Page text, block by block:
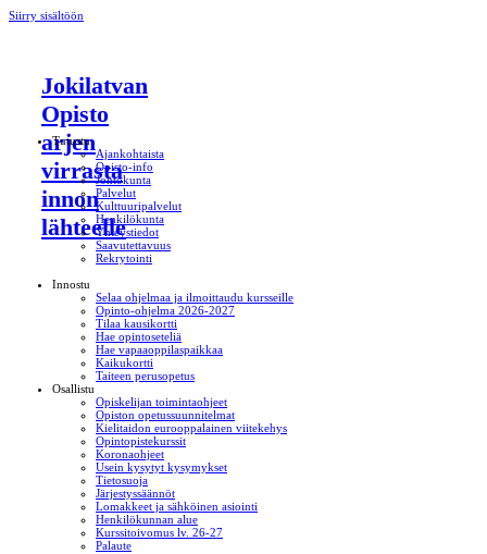
Siirry sisältöön
Jokilatvan
Opisto
arjen
virrasta
innon
lähteelle
Tutustu
Ajankohtaista
Opisto-info
Johtokunta
Palvelut
Kulttuuripalvelut
Henkilökunta
Yhteystiedot
Saavutettavuus
Rekrytointi
Innostu
Selaa ohjelmaa ja ilmoittaudu kursseille
Opinto-ohjelma 2026-2027
Tilaa kausikortti
Hae opintoseteliä
Hae vapaaoppilaspaikkaa
Kaikukortti
Taiteen perusopetus
Osallistu
Opiskelijan toimintaohjeet
Opiston opetussuunnitelmat
Kielitaidon eurooppalainen viitekehys
Opintopistekurssit
Koronaohjeet
Usein kysytyt kysymykset
Tietosuoja
Järjestyssäännöt
Lomakkeet ja sähköinen asiointi
Henkilökunnan alue
Kurssitoivomus lv. 26-27
Palaute